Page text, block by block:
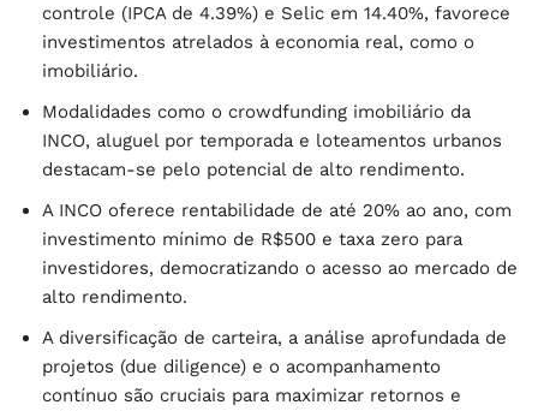
controle (IPCA de 4.39%) e Selic em 14.40%, favorece
investimentos atrelados à economia real, como o
imobiliário.
Modalidades como o crowdfunding imobiliário da
INCO, aluguel por temporada e loteamentos urbanos
destacam-se pelo potencial de alto rendimento.
A INCO oferece rentabilidade de até 20% ao ano, com
investimento mínimo de R$500 e taxa zero para
investidores, democratizando o acesso ao mercado de
alto rendimento.
A diversificação de carteira, a análise aprofundada de
projetos (due diligence) e o acompanhamento
contínuo são cruciais para maximizar retornos e